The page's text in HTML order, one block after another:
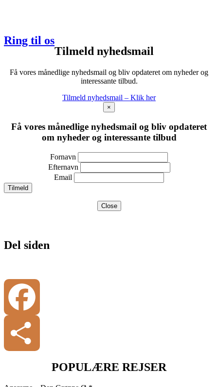
Ring til os
Tilmeld nyhedsmail
Få vores månedlige nyhedsmail og bliv opdateret om nyheder og
interessante tilbud.
Tilmeld nyhedsmail – Klik her
×
Få vores månedlige nyhedsmail og bliv opdateret
om nyheder og interessante tilbud
Fornavn
Efternavn
Email
Close
Del siden
Facebook
POPULÆRE REJSER